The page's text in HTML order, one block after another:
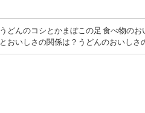
うどんのコシとかまぼこの足 食べ物の
とおいしさの関係は？うどんのおいし